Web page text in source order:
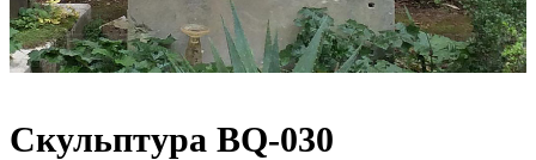
Скульптура BQ-030